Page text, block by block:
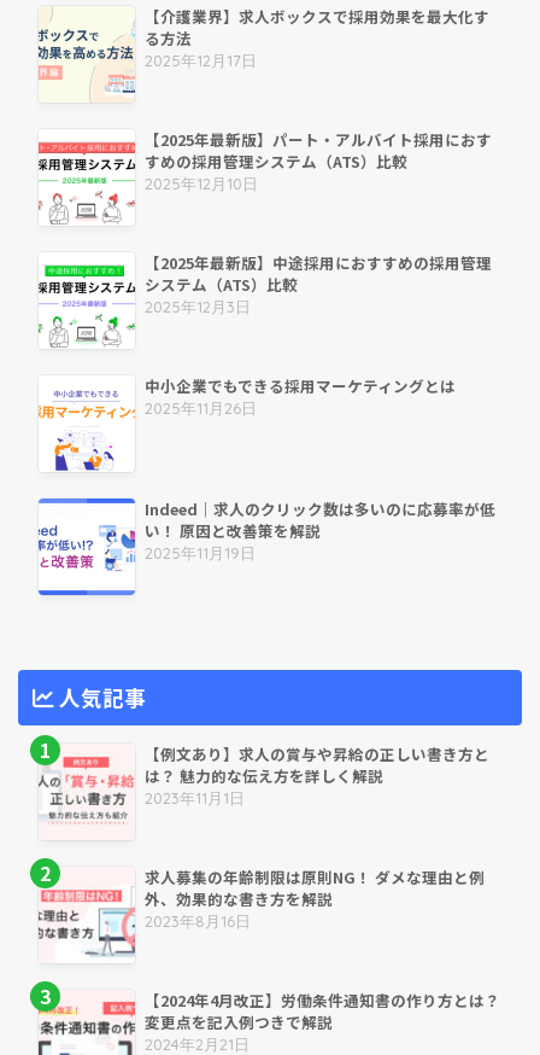
【介護業界】求人ボックスで採用効果を最大化す
る方法
2025年12月17日
【2025年最新版】パート・アルバイト採用におす
すめの採用管理システム（ATS）比較
2025年12月10日
【2025年最新版】中途採用におすすめの採用管理
システム（ATS）比較
2025年12月3日
中小企業でもできる採用マーケティングとは
2025年11月26日
Indeed｜求人のクリック数は多いのに応募率が低
い！ 原因と改善策を解説
2025年11月19日
人気記事
【例文あり】求人の賞与や昇給の正しい書き方と
は？ 魅力的な伝え方を詳しく解説
2023年11月1日
求人募集の年齢制限は原則NG！ ダメな理由と例
外、効果的な書き方を解説
2023年8月16日
【2024年4月改正】労働条件通知書の作り方とは？
変更点を記入例つきで解説
2024年2月21日